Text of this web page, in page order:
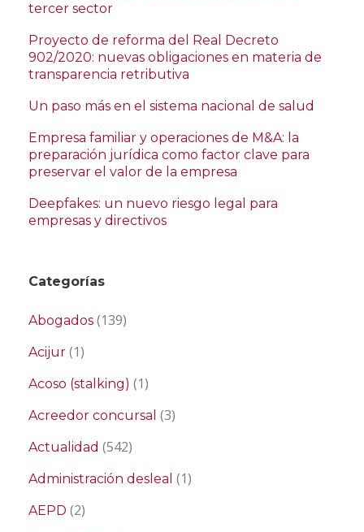
tercer sector
Proyecto de reforma del Real Decreto
902/2020: nuevas obligaciones en materia de
transparencia retributiva
Un paso más en el sistema nacional de salud
Empresa familiar y operaciones de M&A: la
preparación jurídica como factor clave para
preservar el valor de la empresa
Deepfakes: un nuevo riesgo legal para
empresas y directivos
Categorías
Abogados (139)
Acijur (1)
Acoso (stalking) (1)
Acreedor concursal (3)
Actualidad (542)
Administración desleal (1)
AEPD (2)